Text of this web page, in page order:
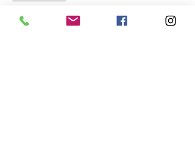
Ticket type